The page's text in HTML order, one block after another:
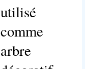
utilisé
comme
arbre